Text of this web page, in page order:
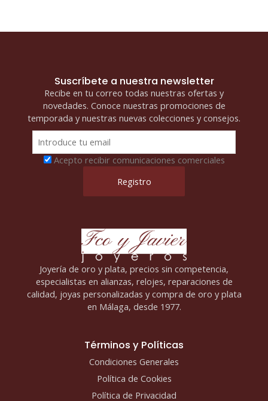
Suscríbete a nuestra newsletter
Recibe en tu correo todas nuestras ofertas y
novedades. Conoce nuestras promociones de
temporada y nuestras nuevas colecciones y consejos.
Acepto recibir comunicaciones comerciales
Joyería de oro y plata, precios sin competencia,
especialistas en alianzas, relojes, reparaciones de
calidad, joyas personalizadas y compra de oro y plata
en Málaga, desde 1977.
Términos y Políticas
Condiciones Generales
Política de Cookies
Política de Privacidad